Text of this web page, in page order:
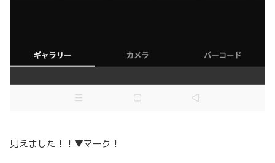
見えました！！▼マーク！